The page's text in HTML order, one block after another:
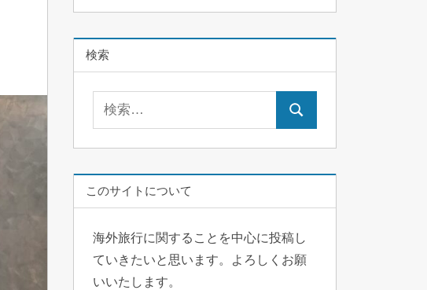
検索
検
このサイトについて
海外旅行に関することを中心に投稿し
ていきたいと思います。よろしくお願
いいたします。